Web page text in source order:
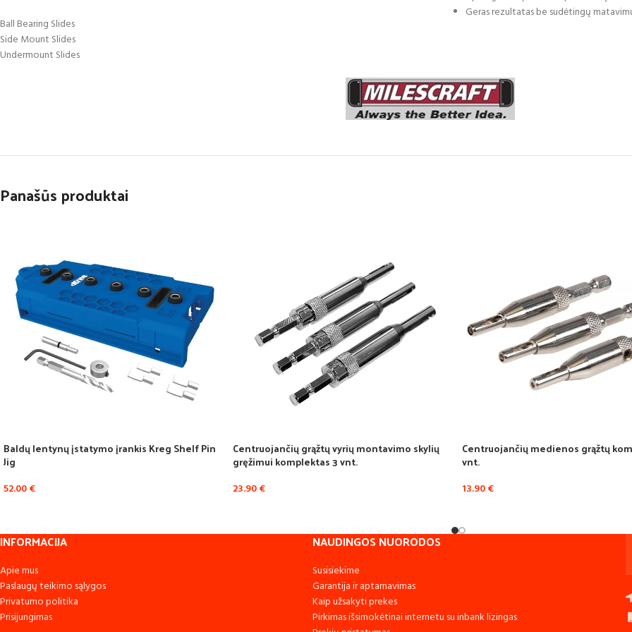
Ball Bearing Slides
Side Mount Slides
Undermount Slides
Geras rezultatas be sudėtingų
Panašūs produktai
Baldų lentynų įstatymo įrankis Kreg Shelf Pin
Jig
52.00€
Centruojančių grąžtų vyrių montavimo skylių
gręžimui komplektas 3 vnt.
23.90€
Centruojančių medienos grąžtų
vnt.
13.90€
INFORMACIJA
Apie mus
Paslaugų teikimo sąlygos
Privatumo politika
Prisijungimas
NAUDINGOS NUORODOS
Susisiekime
Garantija ir aptarnavimas
Kaip užsakyti prekes
Pirkimas išsimokėtinai internetu su inbank lizingas